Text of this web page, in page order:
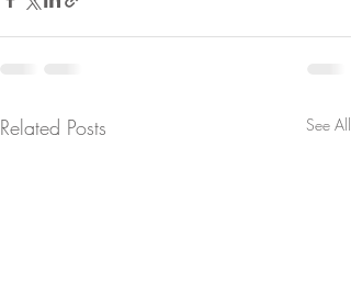
Related Posts See All